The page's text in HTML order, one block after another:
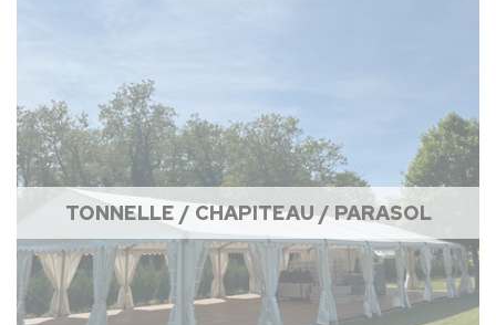
TONNELLE / CHAPITEAU / PARASOL